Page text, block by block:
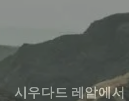
시우다드 레알에